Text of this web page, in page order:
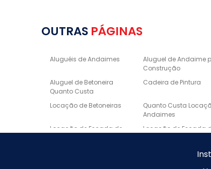
OUTRAS PÁGINAS
Aluguéis de Andaimes
Aluguel de Andaime
Construção
Aluguel de Betoneira
Quanto Custa
Cadeira de Pintura
Locação de Betoneiras
Quanto Custa
Andaimes
Locação de Escada de
Locação de Escada
Borda de Piscina em